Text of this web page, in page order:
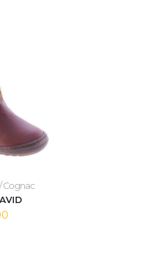
Cognac